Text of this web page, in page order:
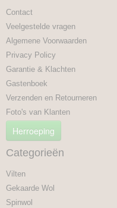
Contact
Veelgestelde vragen
Algemene Voorwaarden
Privacy Policy
Garantie & Klachten
Gastenboek
Verzenden en Retourneren
Foto's van Klanten
Herroeping
Categorieën
Vilten
Gekaarde Wol
Spinwol